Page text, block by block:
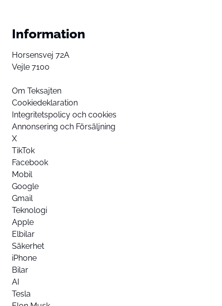
Information
Horsensvej 72A
Vejle 7100
Om Teksajten
Cookiedeklaration
Integritetspolicy och cookies
Annonsering och Försäljning
X
TikTok
Facebook
Mobil
Google
Gmail
Teknologi
Apple
Elbilar
Säkerhet
iPhone
Bilar
AI
Tesla